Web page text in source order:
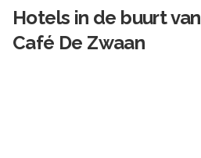
Hotels in de buurt van
Café De Zwaan